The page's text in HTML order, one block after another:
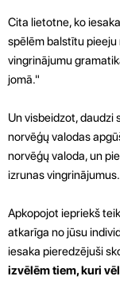
Cita lietotne, ko
spēlēm balstītu
vingrinājumu
jomā."
Un visbeidzot, daudzi
norvēģų valodas
norvēģų valoda, un
izrunas vingrinājumus.
Apkopojot iepriekš
atkarīga no jūsu
iesaka pieredzējuši
izvēlēm tiem, kuri